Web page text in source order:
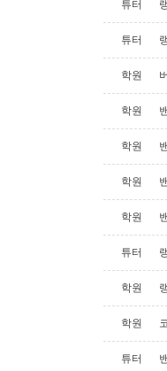
튜터
튜터
학원
학원
학원
학원
학원
튜터
학원
학원
튜터